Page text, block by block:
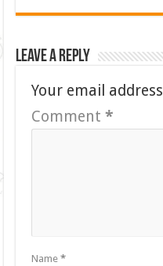
Leave a Reply
Your email
Comment*
Name*